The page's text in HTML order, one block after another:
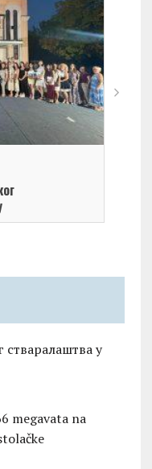
стваралаштва у
megavata na